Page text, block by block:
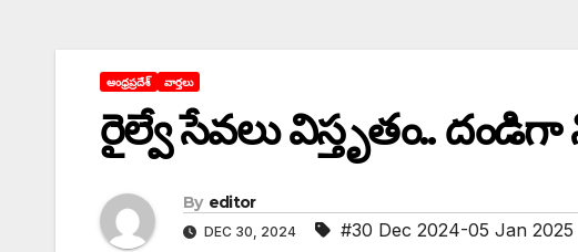
ఆంధ్రప్రదేశ్ వార్తలు
రైల్వే సేవలు విస్తృతం.. దండిగా
By editor
DEC 30, 2024 #30 Dec 2024-05 Jan 2025